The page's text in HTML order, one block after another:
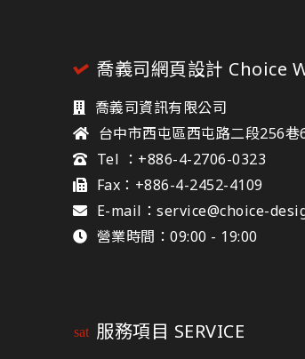
喬義司網頁設計 Choice
喬義司資訊有限公司
台中市西屯區西屯路二段256
Tel ：+886-4-2706-0323
Fax：+886-4-2452-4109
E-mail：service@choice-
營業時間：09:00 - 19:00
服務項目 SERVICE